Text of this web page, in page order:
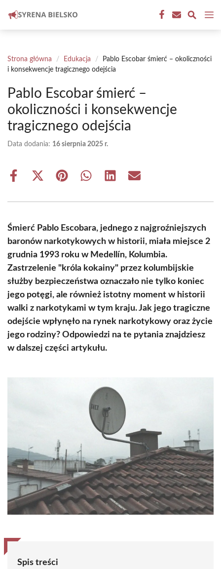
treści
Strona główna / Edukacja /
Pablo Escobar śmierć – okoliczności
i konsekwencje tragicznego odejścia
Pablo Escobar śmierć –
okoliczności i konsekwencje
tragicznego odejścia
Data dodania: 16 sierpnia 2025 r.
Share
Share
(Twitter)
Share Share Share Share
Śmierć Pablo Escobara, jednego z najgroźniejszych
baronów narkotykowych w historii, miała miejsce 2
grudnia 1993 roku w Medellín, Kolumbia.
Zastrzelenie "króla kokainy" przez kolumbijskie
służby bezpieczeństwa oznaczało nie tylko koniec
jego potęgi, ale również istotny moment w historii
walki z narkotykami w tym kraju. Jak jego tragiczne
odejście wpłynęło na rynek narkotykowy oraz życie
jego rodziny? Odpowiedzi na te pytania znajdziesz
w dalszej części artykułu.
Spis treści